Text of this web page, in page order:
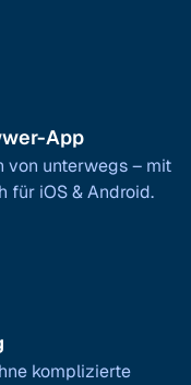
App
von unterwegs – mit
für iOS & Android.
komplizierte